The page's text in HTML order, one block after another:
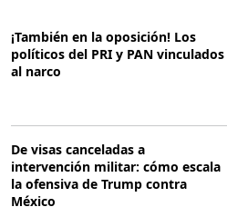
¡También en la oposición! Los
políticos del PRI y PAN vinculados
al narco
De visas canceladas a
intervención militar: cómo escala
la ofensiva de Trump contra
México